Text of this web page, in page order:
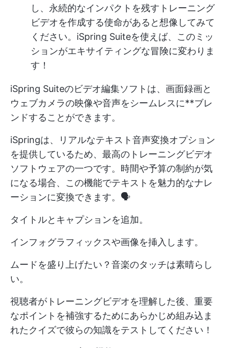
し、永続的なインパクトを残すトレーニング
ビデオを作成する使命があると想像してみて
ください。iSpring Suiteを使えば、このミッ
ションがエキサイティングな冒険に変わりま
す！
iSpring Suiteのビデオ編集ソフトは、画面録画と
ウェブカメラの映像や音声をシームレスに**ブレ
ンドすることができます。
iSpringは、リアルなテキスト音声変換オプション
を提供しているため、最高のトレーニングビデオ
ソフトウェアの一つです。時間や予算の制約が気
になる場合、この機能でテキストを魅力的なナレ
ーションに変換できます。🗣️
タイトルとキャプションを追加。
インフォグラフィックスや画像を挿入します。
ムードを盛り上げたい？音楽のタッチは素晴らし
い。
視聴者がトレーニングビデオを理解した後、重要
なポイントを補強するためにあらかじめ組み込ま
れたクイズで彼らの知識をテストしてください！